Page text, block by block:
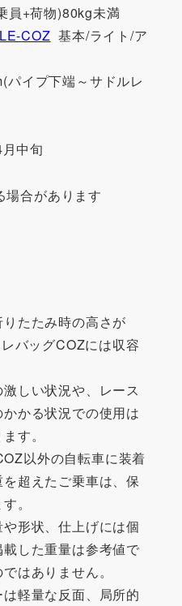
員+荷物)80kg未満
COZ 基本/ライト/ア
イプ下端～サドルレ
中旬
場合があります
たたみ時の高さが
バッグCOZには収容
しい状況や、レース
かる状況での使用は
す。
以外の自転車に装着
超えたご乗車は、保
。
形状、仕上げには個
した重量は参考値で
はありません。
軽量な反面、局所的